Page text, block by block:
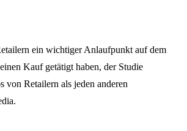
ein wichtiger Anlaufpunkt auf dem
Kauf getätigt haben, der Studie
von Retailern als jeden anderen